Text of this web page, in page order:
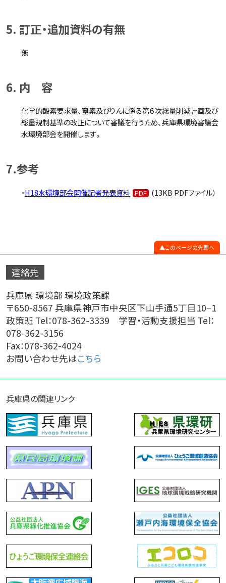
5. 訂正・追加資料の有無
無
6. 内 容
化学的酸素要求量、窒素及びりんに係る第６次総量削減計画及び
総量規制基準の改正について審議を行うため、兵庫県環境審議会
水環境部会を開催します。
7.参考
・H18水環境部会開催記者発表資料 (13KB PDFファイル）
このページの先頭へ
連絡先
兵庫県 環境部 環境政策課
〒650-8567 兵庫県神戸市中央区下山手通5丁目10−1
政策班 Tel：078-362-3339 学習・活動支援担当 Tel：
078-362-3156
Fax：078-362-4024
お問い合わせ先はこちら
兵庫県の関連リンク